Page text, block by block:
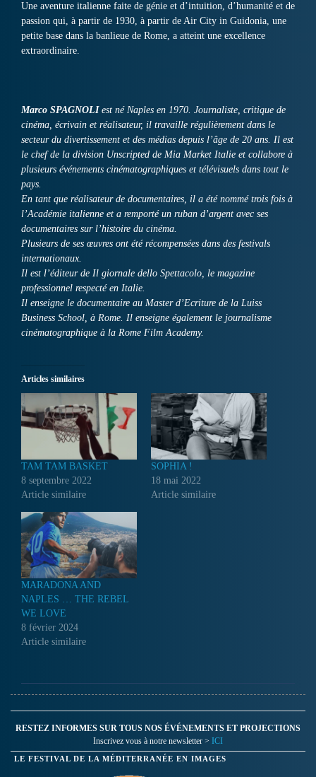
Une aventure italienne faite de génie et d’intuition, d’humanité et de
passion qui, à partir de 1930, à partir de Air City in Guidonia, une
petite base dans la banlieue de Rome, a atteint une excellence
extraordinaire.
Marco SPAGNOLIest né Naples en 1970. Journaliste, critique de
cinéma, écrivain et réalisateur, il travaille régulièrement dans le
secteur du divertissement et des médias depuis l’âge de 20 ans. Il est
le chef de la division Unscripted de Mia Market Italie et collabore à
plusieurs événements cinématographiques et télévisuels dans tout le
pays.
En tant que réalisateur de documentaires, il a été nommé trois fois à
l’Académie italienne et a remporté un ruban d’argent avec ses
documentaires sur l’histoire du cinéma.
Plusieurs de ses œuvres ont été récompensées dans des festivals
internationaux.
Il est l’éditeur de Il giornale dello Spettacolo, le magazine
professionnel respecté en Italie.
Il enseigne le documentaire au Master d’Ecriture de la Luiss
Business School, à Rome. Il enseigne également le journalisme
cinématographique à la Rome Film Academy.
Articles similaires
TAM TAM BASKET
8 septembre 2022
Article similaire
SOPHIA !
18 mai 2022
Article similaire
MARADONA AND
NAPLES … THE REBEL
WE LOVE
8 février 2024
Article similaire
RESTEZ INFORMES SUR TOUS NOS ÉVÉNEMENTS ET PROJECTIONS
Inscrivez vous à notre newsletter > ICI
LE FESTIVAL DE LA MÉDITERRANÉE EN IMAGES